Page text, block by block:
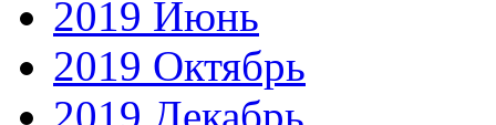
2019 Июнь
2019 Октябрь